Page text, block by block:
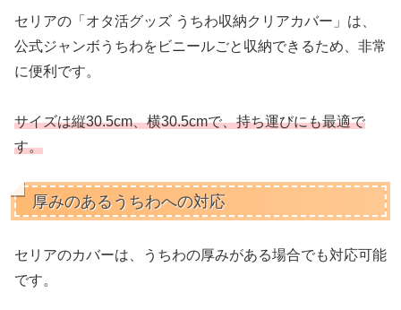
セリアの「オタ活グッズ うちわ収納クリアカバー」は、
公式ジャンボうちわをビニールごと収納できるため、非常
に便利です。
サイズは縦30.5cm、横30.5cmで、持ち運びにも最適で
す。
厚みのあるうちわへの対応
セリアのカバーは、うちわの厚みがある場合でも対応可能
です。